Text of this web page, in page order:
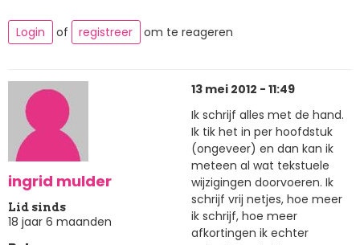
Login of registreer om te reageren
ingrid mulder
Lid sinds
18 jaar 6 maanden
13 mei 2012 - 11:49
Ik schrijf alles met de hand.
Ik tik het in per hoofdstuk
(ongeveer) en dan kan ik
meteen al wat tekstuele
wijzigingen doorvoeren. Ik
schrijf vrij netjes, hoe meer
ik schrijf, hoe meer
afkortingen ik echter